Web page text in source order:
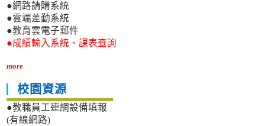
●網路請購系統
●雲端差勤系統
●教育雲電子郵件
●成績輸入系統、課表查詢
more
校園資源
●教職員工連網設備填報
(有線網路)